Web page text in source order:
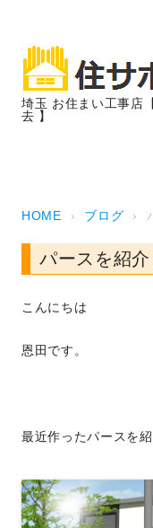
埼玉 お住まい工事店
去 】
HOME › ブログ ›
パースを紹
こんにちは
恩田です。
最近作ったパースを紹